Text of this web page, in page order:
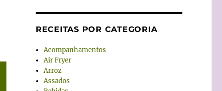
RECEITAS POR CATEGORIA
Acompanhamentos
Air Fryer
Arroz
Assados